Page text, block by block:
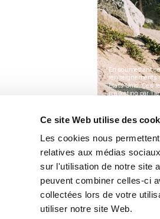
Ce site Web utilise des
Les cookies nous
relatives aux médias
sur l'utilisation de notre site
peuvent combiner celles-ci
collectées lors de votre
utiliser notre site Web.